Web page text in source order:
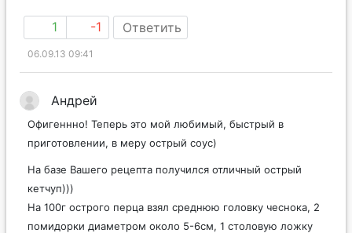
1 -1 Ответить
06.09.13 09:41
Андрей
Офигеннно! Теперь это мой любимый, быстрый в
приготовлении, в меру острый соус)
На базе Вашего рецепта получился отличный острый
кетчуп)))
На 100г острого перца взял среднюю головку чеснока, 2
помидорки диаметром около 5-6см, 1 столовую ложку